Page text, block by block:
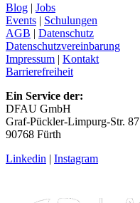
Blog | Jobs
Events | Schulungen
AGB | Datenschutz
Datenschutzvereinbarung
Impressum | Kontakt
Barrierefreiheit
Ein Service der:
DFAU GmbH
Graf-Pückler-Limpurg-Str. 87
90768 Fürth
Linkedin | Instagram